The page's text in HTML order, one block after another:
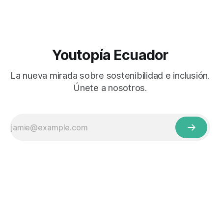
Youtopía Ecuador
La nueva mirada sobre sostenibilidad e inclusión.
Únete a nosotros.